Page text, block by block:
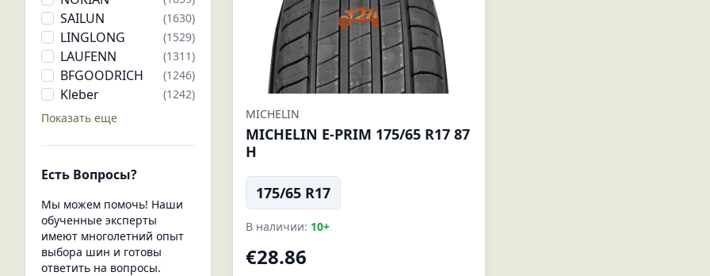
SAILUN (1630)
LINGLONG (1529)
LAUFENN (1311)
BFGOODRICH (1246)
Kleber
(1242)
Показать еще
Есть Вопросы?
Мы можем помочь! Наши
обученные эксперты
имеют многолетний опыт
выбора шин и готовы
ответить на вопросы.
MICHELIN
MICHELIN E-PRIM 175/65 R17 87
H
175/65 R17
В наличии: 10+
€28.86